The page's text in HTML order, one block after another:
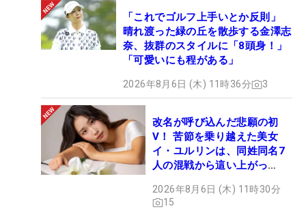
「これでゴルフ上手いとか反則」
晴れ渡った緑の丘を散歩する金澤志
奈、抜群のスタイルに「8頭身！」
「可愛いにも程がある」
2026年8月6日 (木) 11時36分 3
改名が呼び込んだ悲願の初
V！ 苦節を乗り越えた美女
イ・ユルリンは、同姓同名7
人の混戦から這い上がっ
2026年8月6日 (木) 11時30分
15